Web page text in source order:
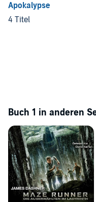
Apokalypse
4 Titel
Buch 1 in anderen